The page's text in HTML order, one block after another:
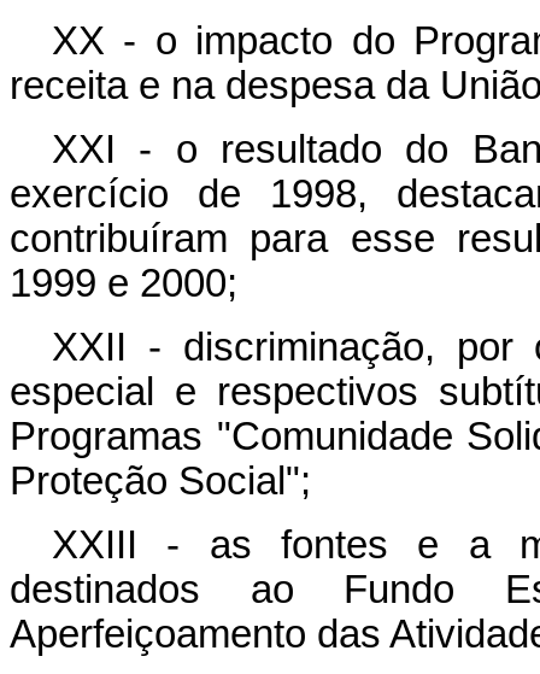
XX - o impacto do
receita e na despesa da
XXI - o resultado do
exercício de 1998,
contribuíram para esse
1999 e 2000;
XXII - discriminação, por
especial e respectivos
Programas "Comunidade
Proteção Social";
XXIII - as fontes e a
destinados ao Fundo
Aperfeiçoamento das